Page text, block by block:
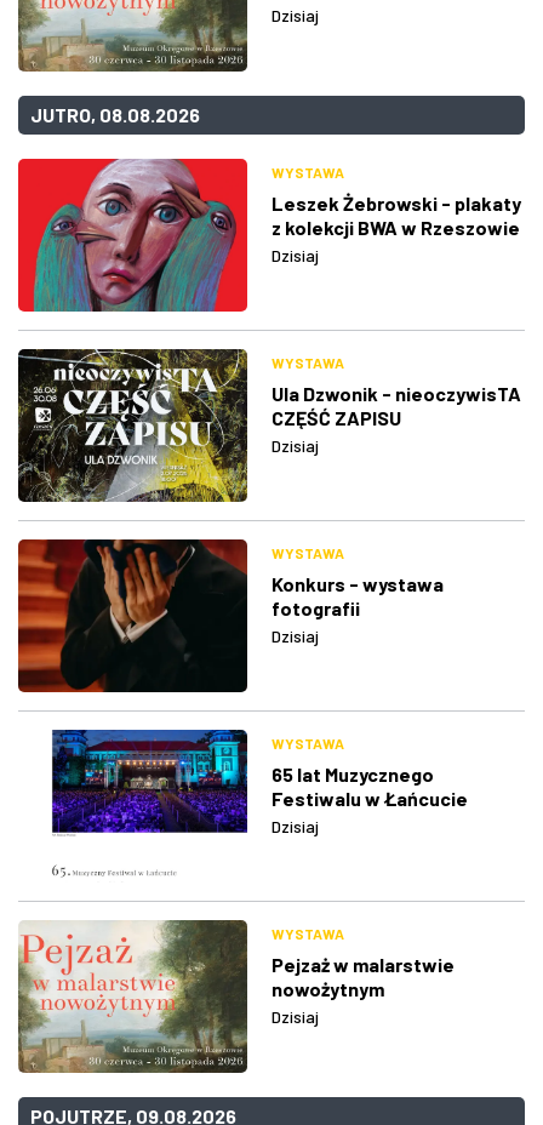
Dzisiaj
JUTRO, 08.08.2026
WYSTAWA
Leszek Żebrowski - plakaty
z kolekcji BWA w Rzeszowie
Dzisiaj
WYSTAWA
Ula Dzwonik - nieoczywisTA
CZĘŚĆ ZAPISU
Dzisiaj
WYSTAWA
Konkurs - wystawa
fotografii
Dzisiaj
WYSTAWA
65 lat Muzycznego
Festiwalu w Łańcucie
Dzisiaj
WYSTAWA
Pejzaż w malarstwie
nowożytnym
Dzisiaj
POJUTRZE, 09.08.2026